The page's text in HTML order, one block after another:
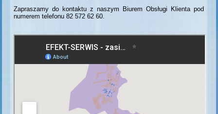
Zapraszamy do kontaktu z naszym Biurem Obsługi Klienta pod
numerem telefonu82 572 62 60.